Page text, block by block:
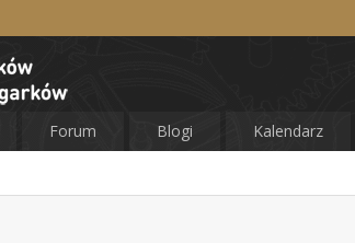
Forum Blogi Kalendarz